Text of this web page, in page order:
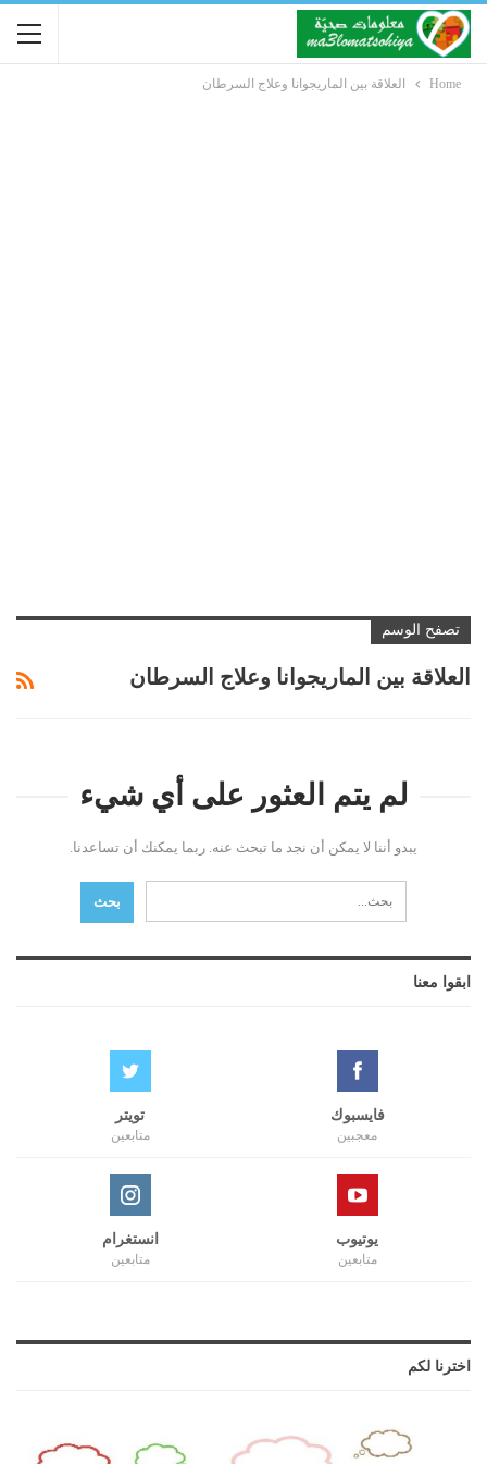
Home العلاقة بين الماريجوانا وعلاج السرطان
تصفح الوسم
العلاقة بين الماريجوانا وعلاج السرطان
لم يتم العثور على أي شيء
يبدو أننا لا يمكن أن نجد ما تبحث عنه. ربما يمكنك أن تساعدنا.
ابقوا معنا
فايسبوك
معجبين
تويتر
متابعين
يوتيوب
متابعين
انستغرام
متابعين
اخترنا لكم